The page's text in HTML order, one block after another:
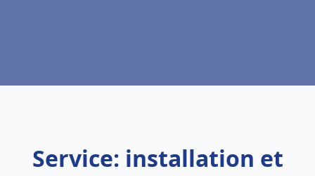
Service: installation et